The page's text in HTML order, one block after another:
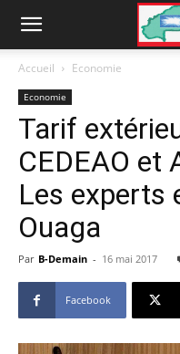
Accueil Economie
Economie
Tarif
CEDEAO et
Les experts
Ouaga
Par B-Demain - 16 mai 2017
Facebook